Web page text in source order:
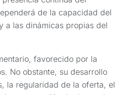
de la capacidad del
a las dinámicas propias del
favorecido por la
No obstante, su desarrollo
la regularidad de la oferta, el